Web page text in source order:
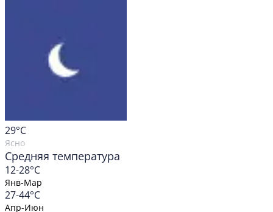
29°C
Ясно
Средняя температура
12-28°C
Янв-Мар
27-44°C
Апр-Июн